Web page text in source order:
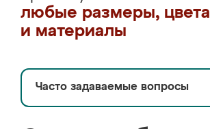
любые размеры, цвета
и материалы
Часто задаваемые вопросы